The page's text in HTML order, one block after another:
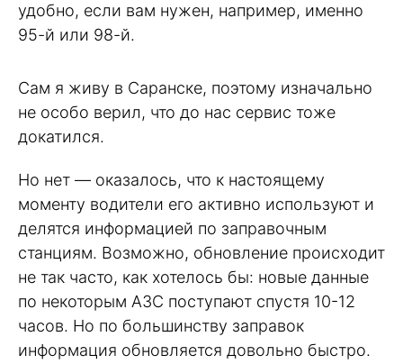
удобно, если вам нужен, например, именно
95-й или 98-й.
Сам я живу в Саранске, поэтому изначально
не особо верил, что до нас сервис тоже
докатился.
Но нет — оказалось, что к настоящему
моменту водители его активно используют и
делятся информацией по заправочным
станциям. Возможно, обновление происходит
не так часто, как хотелось бы: новые данные
по некоторым АЗС поступают спустя 10-12
часов. Но по большинству заправок
информация обновляется довольно быстро.